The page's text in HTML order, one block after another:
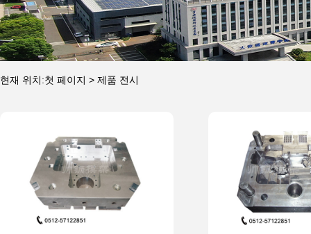
현재 위치:첫 페이지 > 제품 전시